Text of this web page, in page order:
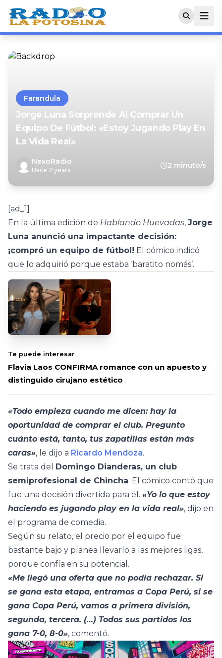
Farandula
Jorge Luna Sorprende Al Comprar Un
Equipo De Fútbol: «Estoy Jugando Play En
La Vida Real»
NexoRadio
Hace 2 years
2 minuto/s
[ad_1]
En la última edición de Hablando Huevadas, Jorge
Luna anunció una impactante decisión:
¡compró un equipo de fútbol! El cómico indicó
que lo adquirió porque estaba ‘baratito nomás’.
Te puede interesar
Flavia Laos CONFIRMA romance con un apuesto y
distinguido cirujano estético
«Todo empieza cuando me dicen: hay la
oportunidad de comprar el club. Pregunto
cuánto está, tanto, tus zapatillas están más
caras», le dijo a Ricardo Mendoza.
Se trata del
Domingo Dianderas, un club
semiprofesional de Chincha. El cómico contó que
fue una decisión divertida para él. «Yo lo que estoy
haciendo es jugando play en la vida real», dijo en
el programa de comedia.
Según su relato, el precio por el equipo fue
bastante bajo y planea llevarlo a las mejores ligas,
porque confía en su potencial.
«Me llegó una oferta que no podía rechazar. Si
se gana esta etapa, entramos a Copa Perú, si se
gana Copa Perú, vamos a primera división,
segunda, tercera. (…) Todos sus partidos los
gana 7-0, 8-0», comentó.